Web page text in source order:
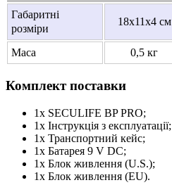
Габаритні
розміри
18x11x4 см
Маса 0,5 кг
Комплект поставки
1х SECULIFE BP PRO;
1х Інструкція з експлуатації;
1х Транспортний кейс;
1х Батарея 9 V DC;
1х Блок живлення (U.S.);
1х Блок живлення (EU).